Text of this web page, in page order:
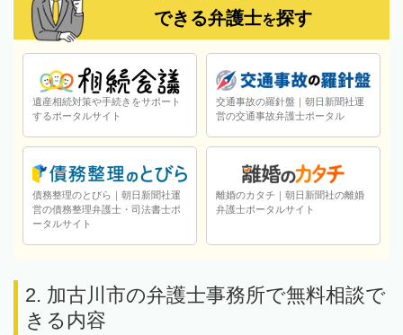
できる弁護士を探す
遺産相続対策や手続きをサポート
するポータルサイト
交通事故の羅針盤｜朝日新聞社運
営の交通事故弁護士ポータル
債務整理のとびら｜朝日新聞社運
営の債務整理弁護士・司法書士ポ
ータルサイト
離婚のカタチ｜朝日新聞社の離婚
弁護士ポータルサイト
2. 加古川市の弁護士事務所で無料相談で
きる内容